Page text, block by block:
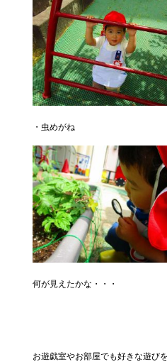
・虫めがね
何が見えたかな・・・
お遊戯室やお部屋でも好きな遊び